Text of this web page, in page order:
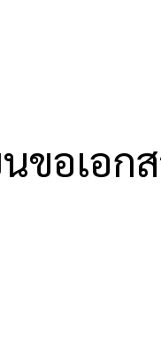
ขอเอก